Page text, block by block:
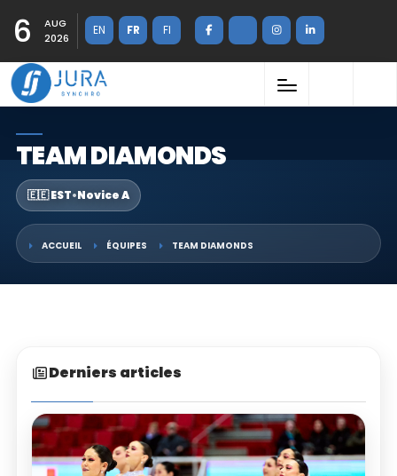
6
AUG
2026
EN FR FI
TEAM DIAMONDS
🇪🇪 EST•Novice A
ACCUEIL ÉQUIPES TEAM DIAMONDS
Derniers articles